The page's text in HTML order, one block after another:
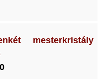
mesterkristály